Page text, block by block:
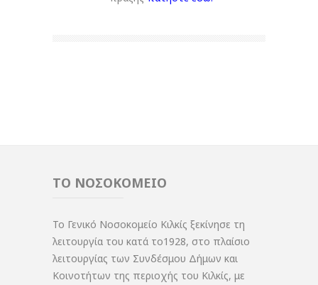
ΤΟ ΝΟΣΟΚΟΜΕΙΟ
Το Γενικό Νοσοκομείο Κιλκίς ξεκίνησε τη
λειτουργία του κατά το1928, στο πλαίσιο
λειτουργίας των Συνδέσμου Δήμων και
Κοινοτήτων της περιοχής του Κιλκίς, με